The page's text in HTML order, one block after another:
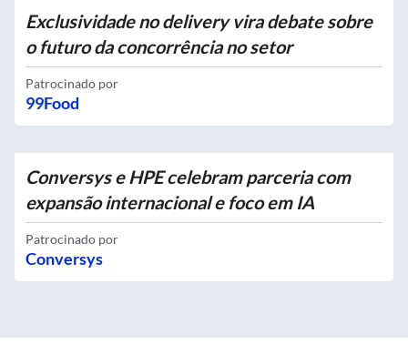
Exclusividade no delivery vira debate sobre
o futuro da concorrência no setor
Patrocinado por
99Food
Conversys e HPE celebram parceria com
expansão internacional e foco em IA
Patrocinado por
Conversys